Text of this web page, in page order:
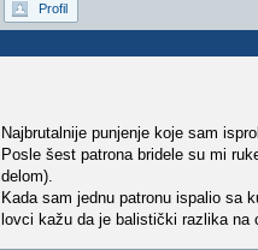
Profil
Najbrutalnije punjenje koje sam
Posle šest patrona bridele su mi
delom).
Kada sam jednu patronu ispalio sa
lovci kažu da je balistički razlika